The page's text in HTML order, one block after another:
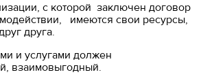
с которой заключен договор
имеются свои ресурсы,
друга.
и услугами должен
взаимовыгодный.